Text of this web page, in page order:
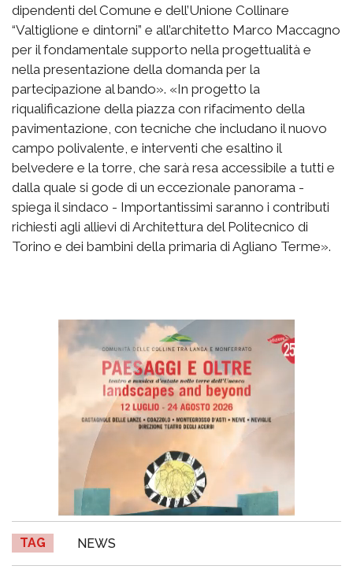
dipendenti del Comune e dell’Unione Collinare
“Valtiglione e dintorni” e all’architetto Marco Maccagno
per il fondamentale supporto nella progettualità e
nella presentazione della domanda per la
partecipazione al bando». «In progetto la
riqualificazione della piazza con rifacimento della
pavimentazione, con tecniche che includano il nuovo
campo polivalente, e interventi che esaltino il
belvedere e la torre, che sarà resa accessibile a tutti e
dalla quale si gode di un eccezionale panorama -
spiega il sindaco - Importantissimi saranno i contributi
richiesti agli allievi di Architettura del Politecnico di
Torino e dei bambini della primaria di Agliano Terme».
TAG NEWS